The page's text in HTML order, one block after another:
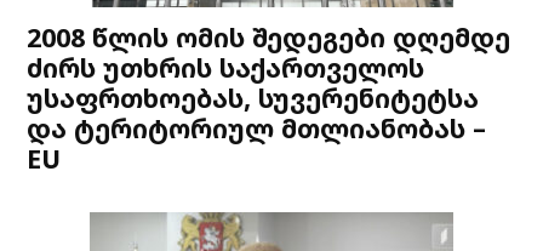
2008 წლის ომის შედეგები დღემდე
ძირს უთხრის საქართველოს
უსაფრთხოებას, სუვერენიტეტსა
და ტერიტორიულ მთლიანობას –
EU